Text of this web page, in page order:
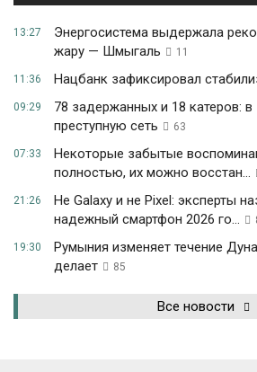
13:27
Энергосистема выдержала
жару — Шмыгаль
11
11:36 Нацбанк зафиксировал
09:29
78 задержанных и 18 катеров:
преступную сеть
63
07:33
Некоторые забытые
полностью, их можно восстан...
21:26
Не Galaxy и не Pixel: эксперты
надежный смартфон 2026 го...
19:30
Румыния изменяет течение
делает
85
Все новости